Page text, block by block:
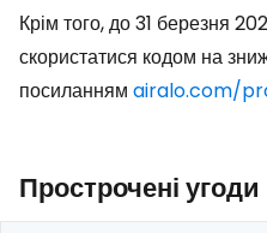
Крім того, до 31 березня
скористатися кодом на
посиланням airalo.com/
Прострочені угоди